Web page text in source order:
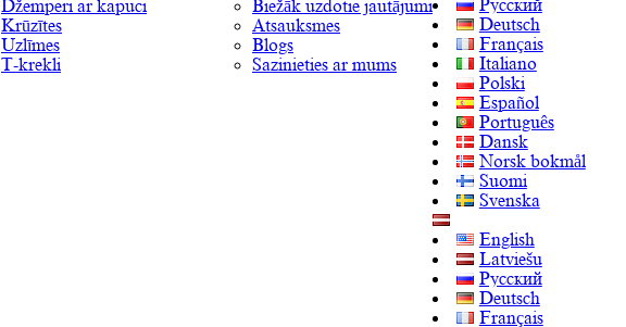
Džemperi ar kapuci
Krūzītes
Uzlīmes
T-krekli
Biežāk uzdotie jautājumi
Atsauksmes
Blogs
Sazinieties ar mums
Русский
Deutsch
Français
Italiano
Polski
Español
Português
Dansk
Norsk bokmål
Suomi
Svenska
English
Latviešu
Русский
Deutsch
Français